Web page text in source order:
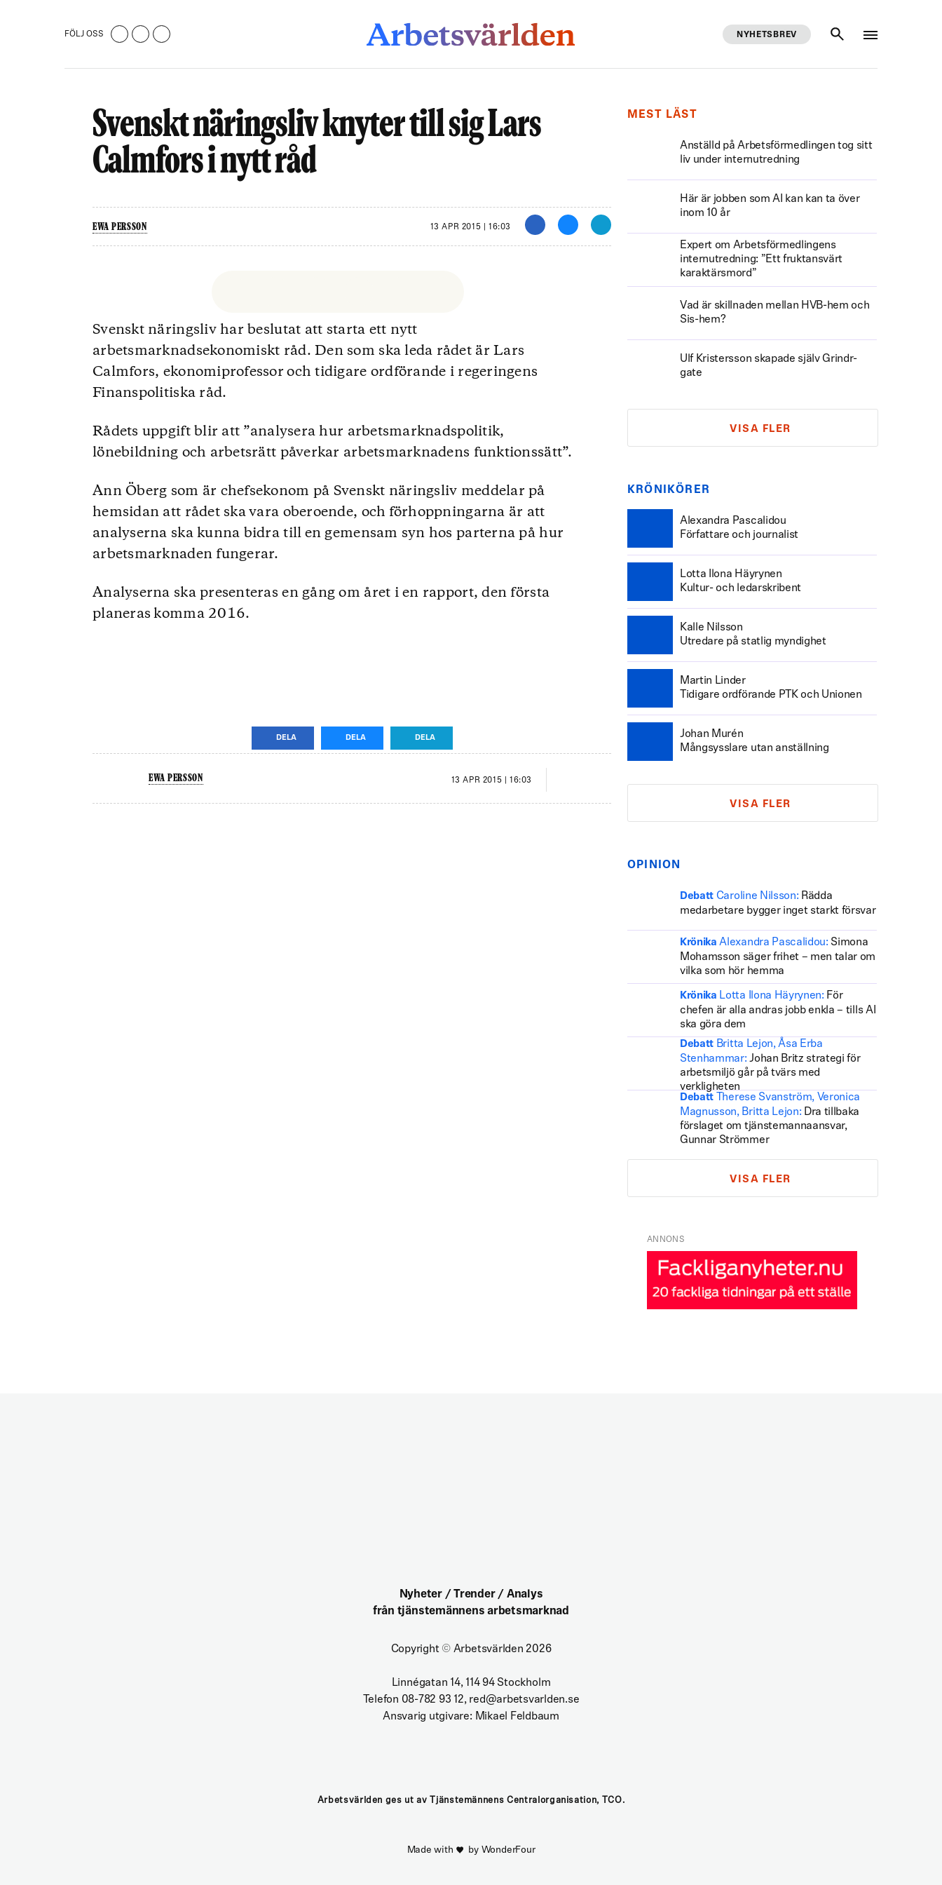
FÖLJ OSS NYHETSBREV
Svenskt näringsliv knyter till sig Lars
Calmfors i nytt råd
EWA PERSSON 13 APR 2015 | 16:03
Svenskt näringsliv har beslutat att starta ett nytt
arbetsmarknadsekonomiskt råd. Den som ska leda rådet är Lars
Calmfors, ekonomiprofessor och tidigare ordförande i regeringens
Finanspolitiska råd.
Rådets uppgift blir att ”analysera hur arbetsmarknadspolitik,
lönebildning och arbetsrätt påverkar arbetsmarknadens funktionssätt”.
Ann Öberg som är chefsekonom på Svenskt näringsliv meddelar på
hemsidan att rådet ska vara oberoende, och förhoppningarna är att
analyserna ska kunna bidra till en gemensam syn hos parterna på hur
arbetsmarknaden fungerar.
Analyserna ska presenteras en gång om året i en rapport, den första
planeras komma 2016.
DELA DELA DELA
EWA PERSSON 13 APR 2015 | 16:03
MEST LÄST
Anställd på Arbetsförmedlingen tog sitt
liv under internutredning
Här är jobben som AI kan kan ta över
inom 10 år
Expert om Arbetsförmedlingens
internutredning: ”Ett fruktansvärt
karaktärsmord”
Vad är skillnaden mellan HVB-hem och
Sis-hem?
Ulf Kristersson skapade själv Grindr-
gate
VISA FLER
KRÖNIKÖRER
Alexandra Pascalidou
Författare och journalist
Lotta Ilona Häyrynen
Kultur- och ledarskribent
Kalle Nilsson
Utredare på statlig myndighet
Martin Linder
Tidigare ordförande PTK och Unionen
Johan Murén
Mångsysslare utan anställning
VISA FLER
OPINION
Debatt Caroline Nilsson: Rädda
medarbetare bygger inget starkt försvar
Krönika Alexandra Pascalidou: Simona
Mohamsson säger frihet – men talar om
vilka som hör hemma
Krönika Lotta Ilona Häyrynen: För
chefen är alla andras jobb enkla – tills AI
ska göra dem
Debatt Britta Lejon, Åsa Erba
Stenhammar: Johan Britz strategi för
arbetsmiljö går på tvärs med
verkligheten
Debatt
Therese Svanström, Veronica
Magnusson, Britta Lejon: Dra tillbaka
förslaget om tjänstemannaansvar,
Gunnar Strömmer
VISA FLER
ANNONS
Nyheter / Trender / Analys
från tjänstemännens arbetsmarknad
Copyright ©Arbetsvärlden 2026
Linnégatan 14, 114 94 Stockholm
Telefon 08-782 93 12, red@arbetsvarlden.se
Ansvarig utgivare: Mikael Feldbaum
Arbetsvärlden ges ut av Tjänstemännens Centralorganisation, TCO.
Made with by WonderFour